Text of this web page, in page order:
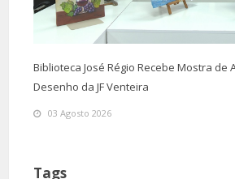
Biblioteca José Régio Recebe Mostra de
Desenho da JF Venteira
03 Agosto 2026
Tags